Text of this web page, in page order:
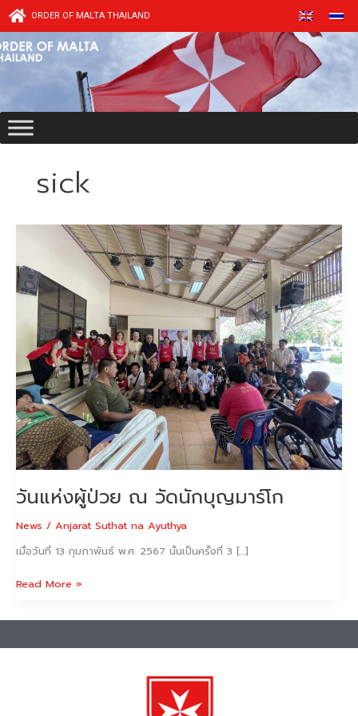
Skip
content
ORDER OF MALTA THAILAND
sick
วันแห่งผู้ป่วย ณ วัดนักบุญมาร์โก
News / Anjarat Suthat na Ayuthya
เมื่อวันที่ 13 กุมภาพันธ์ พ.ศ. 2567 นั้นเป็นครั้งที่ 3 […]
ผู้
ป่วย
ณ
บุญ
มาร์
โก
Read More »